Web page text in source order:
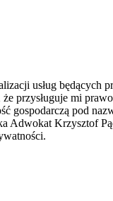
usług będących
przysługuje mi
gospodarczą pod
Adwokat Krzysztof